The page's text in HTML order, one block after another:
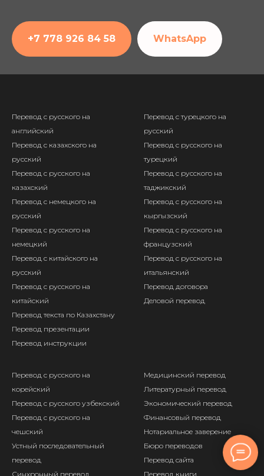
+7 778 926 84 58 WhatsApp
Перевод с русского на
английский
Перевод с казахского на
русский
Перевод с русского на
казахский
Перевод с немецкого на
русский
Перевод с русского на
немецкий
Перевод с китайского на
русский
Перевод с русского на
китайский
Перевод текста по Казахстану
Перевод презентации
Перевод инструкции
Перевод с турецкого на
русский
Перевод с русского на
турецкий
Перевод с русского на
таджикский
Перевод с русского на
кыргызский
Перевод с русского на
французский
Перевод с русского на
итальянский
Перевод договора
Деловой перевод
Перевод с русского на
корейский
Перевод с русского узбекский
Перевод с русского на
чешский
Устный последовательный
перевод
Синхронный перевод
Медицинский перевод
Литературный перевод
Экономический перевод
Финансовый перевод
Нотариальное заверение
Бюро переводов
Перевод сайта
Перевод книги